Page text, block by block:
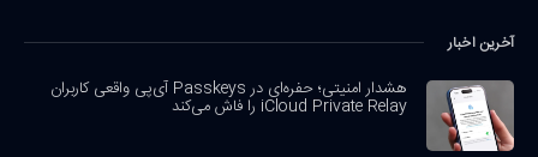
آخرین اخبار
هشدار امنیتی؛ حفره‌ای در Passkeys آی‌پی واقعی کاربران
iCloud Private Relay را فاش می‌کند